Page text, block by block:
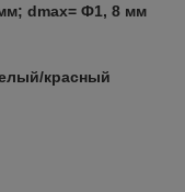
dmax= Ф1, 8 мм
красный